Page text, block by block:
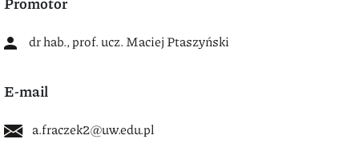
dr hab., prof. ucz. Maciej Ptaszyński
E-mail
a.fraczek2@uw.edu.pl